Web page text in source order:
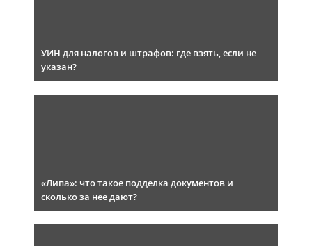
УИН для налогов и штрафов: где взять, если не
указан?
«Липа»: что такое подделка документов и
сколько за нее дают?